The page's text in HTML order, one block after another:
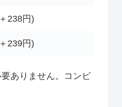
238円)
239円)
ありません。コンビ